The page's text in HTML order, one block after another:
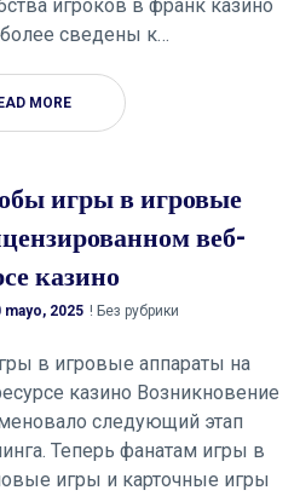
игроков в франк казино
сведены к…
MORE
игры в игровые
веб-
казино
mayo, 2025 ! Без рубрики
в игровые аппараты на
казино Возникновение
следующий этап
Теперь фанатам игры в
игры и карточные игры